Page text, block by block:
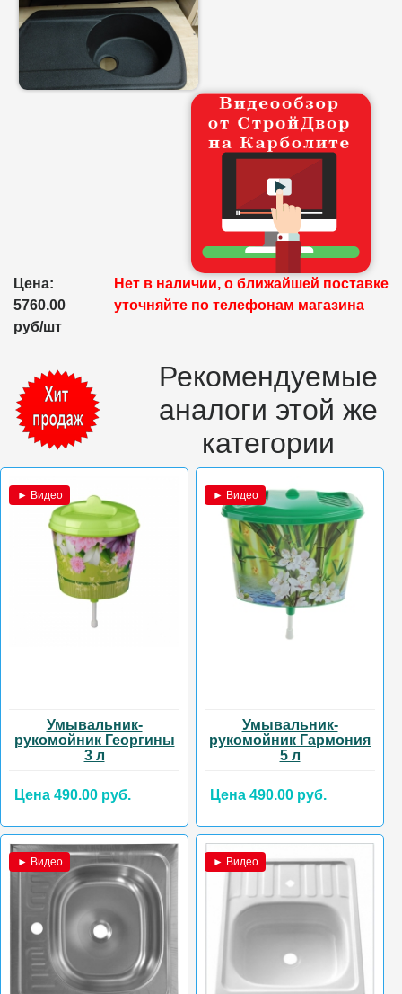
Цена:
5760.00
руб/шт
Нет в наличии, о ближайшей поставке
уточняйте по телефонам магазина
Рекомендуемые
аналоги этой же
категории
► Видео
Умывальник-
рукомойник Георгины
3 л
Цена 490.00 руб.
► Видео
Умывальник-
рукомойник Гармония
5 л
Цена 490.00 руб.
► Видео ► Видео